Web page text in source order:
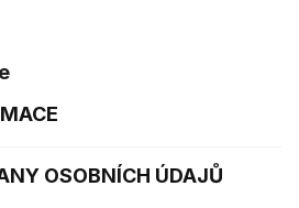
OSOBNÍCH ÚDAJŮ